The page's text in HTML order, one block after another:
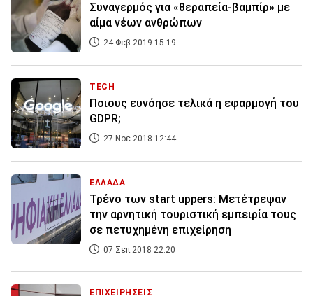
Συναγερμός για «θεραπεία-βαμπίρ» με
αίμα νέων ανθρώπων
24 Φεβ 2019 15:19
TECH
Ποιους ευνόησε τελικά η εφαρμογή του
GDPR;
27 Νοε 2018 12:44
ΕΛΛΑΔΑ
Τρένο των start uppers: Μετέτρεψαν
την αρνητική τουριστική εμπειρία τους
σε πετυχημένη επιχείρηση
07 Σεπ 2018 22:20
ΕΠΙΧΕΙΡΗΣΕΙΣ